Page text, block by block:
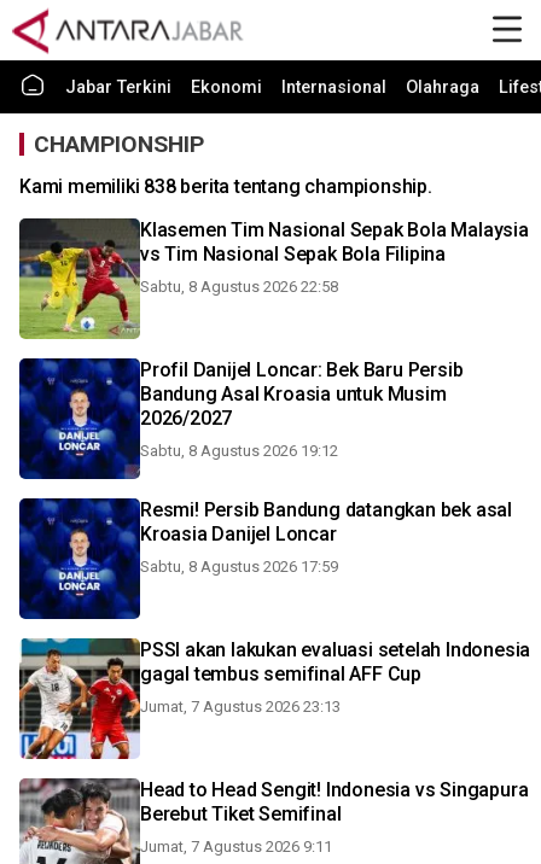
Jabar Terkini Ekonomi Internasional Olahraga
CHAMPIONSHIP
Kami memiliki 838 berita tentang championship.
Klasemen Tim Nasional Sepak Bola Malaysia
vs Tim Nasional Sepak Bola Filipina
Sabtu, 8 Agustus 2026 22:58
Profil Danijel Loncar: Bek Baru Persib
Bandung Asal Kroasia untuk Musim
2026/2027
Sabtu, 8 Agustus 2026 19:12
Resmi! Persib Bandung datangkan bek asal
Kroasia Danijel Loncar
Sabtu, 8 Agustus 2026 17:59
PSSI akan lakukan evaluasi setelah Indonesia
gagal tembus semifinal AFF Cup
Jumat, 7 Agustus 2026 23:13
Head to Head Sengit! Indonesia vs Singapura
Berebut Tiket Semifinal
Jumat, 7 Agustus 2026 9:11